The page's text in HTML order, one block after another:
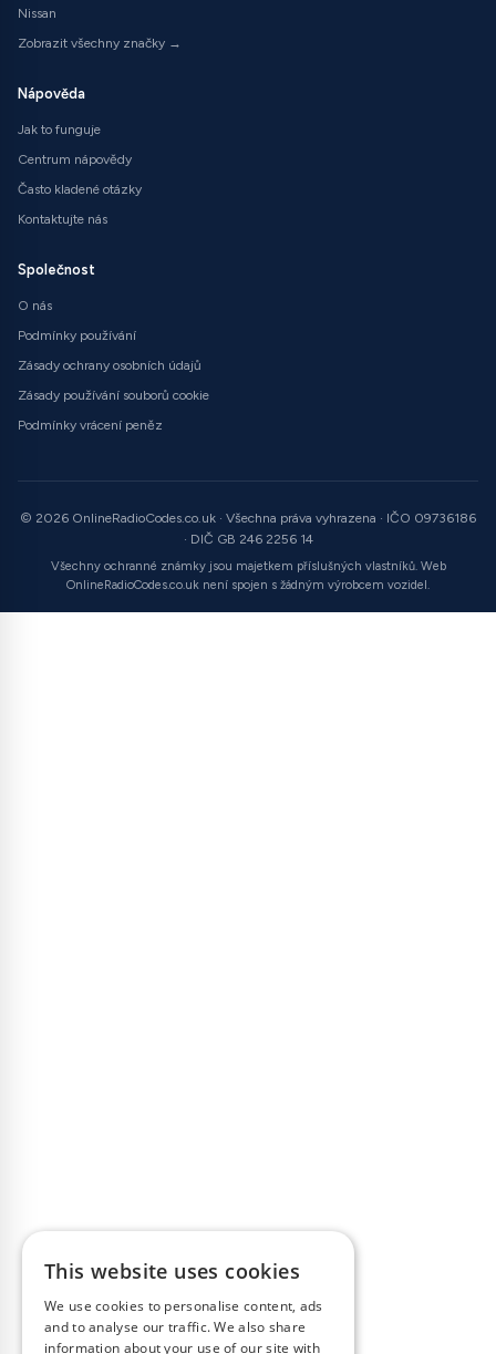
Nissan
Zobrazit všechny značky →
Nápověda
Jak to funguje
Centrum nápovědy
Často kladené otázky
Kontaktujte nás
Společnost
O nás
Podmínky používání
Zásady ochrany osobních údajů
Zásady používání souborů cookie
Podmínky vrácení peněz
© 2026 OnlineRadioCodes.co.uk · Všechna práva vyhrazena · IČO 09736186
· DIČ GB 246 2256 14
Všechny ochranné známky jsou majetkem příslušných vlastníků. Web
OnlineRadioCodes.co.uk není spojen s žádným výrobcem vozidel.
This website uses cookies
We use cookies to personalise content, ads
and to analyse our traffic. We also share
information about your use of our site with